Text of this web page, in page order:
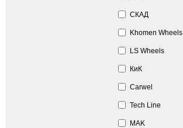
СКАД
Khomen Wheels
LS Wheels
КиК
Carwel
Tech Line
MAK